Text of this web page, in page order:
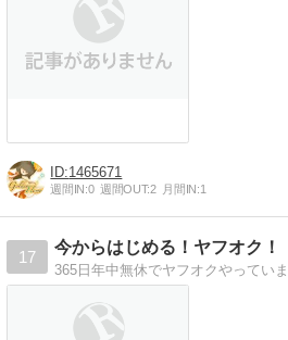
1465671
週間IN:0 週間OUT:2 月間IN:1
17
今からはじめる！ヤフオク！